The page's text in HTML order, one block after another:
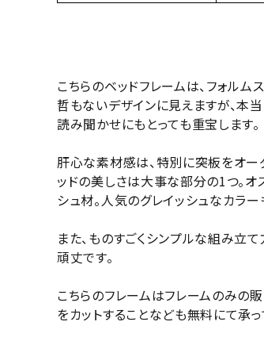
こちらのベッドフレームは、フォル
哲もないデザインに見えますが、本
読み聞かせにもとっても重宝します。
肝心な素材感は、特別に突板をオー
ッドの美しさは大事な部分の1つ。
シュ材。人気のグレイッシュなカラー
また、ものすごくシンプルな組み立
頑丈です。
こちらのフレームはフレームのみの
をカットすることなども無料にて承